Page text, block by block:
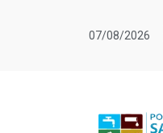
07/08/2026